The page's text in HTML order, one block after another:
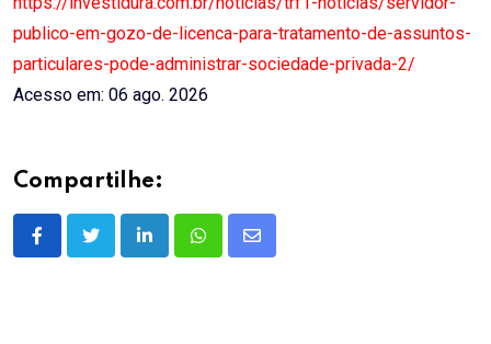
publico-em-gozo-de-licenca-para-tratamento-de-assuntos-
particulares-pode-administrar-sociedade-privada-2/
Acesso em: 06 ago. 2026
Compartilhe:
LinkedInWhatsappShare